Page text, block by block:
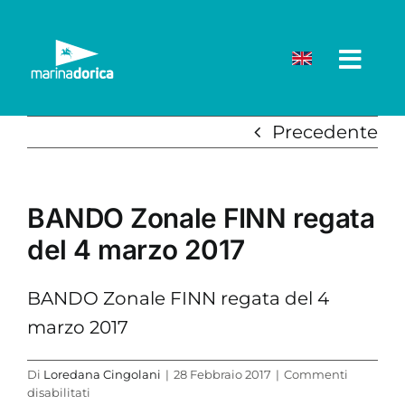
contenuto
Precedente
BANDO Zonale FINN regata
del 4 marzo 2017
BANDO Zonale FINN regata del 4
marzo 2017
Di Loredana Cingolani | 28 Febbraio 2017 | Commenti
disabilitati